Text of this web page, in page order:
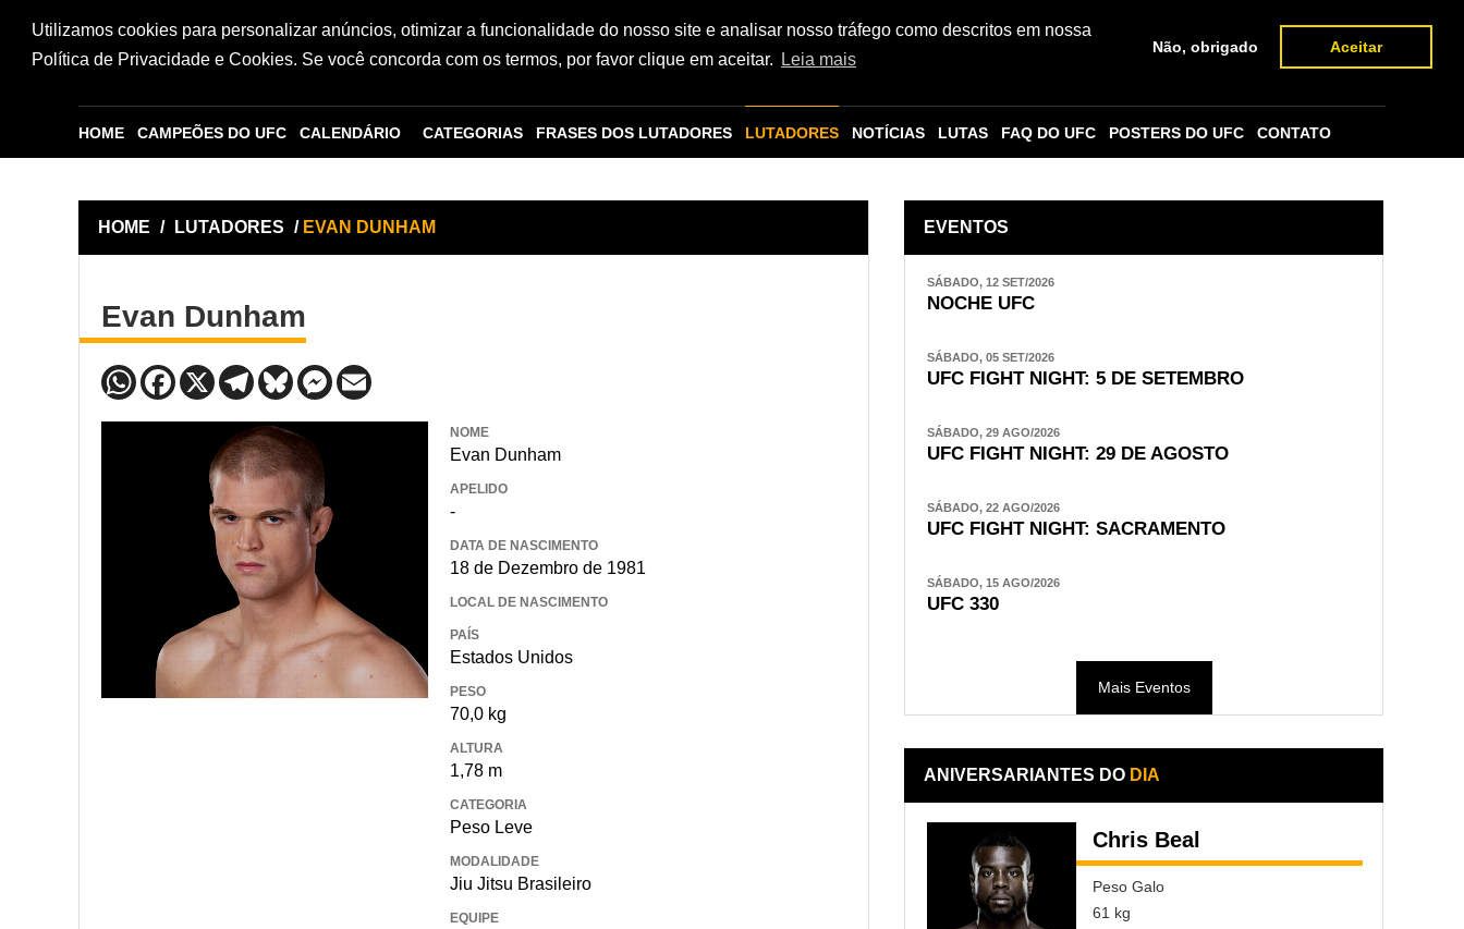
Utilizamos cookies para personalizar anúncios, otimizar a funcionalidade do nosso site e analisar nosso tráfego como descritos em nossa
Política de Privacidade e Cookies. Se você concorda com os termos, por favor clique em aceitar.
Leia mais
Não, obrigado Aceitar
HOME CAMPEÕES DO UFC CALENDÁRIO CATEGORIAS FRASES DOS LUTADORES LUTADORES NOTÍCIAS LUTAS FAQ DO UFC POSTERS DO UFC CONTATO
HOME / LUTADORES / EVAN DUNHAM
Evan Dunham
NOME
Evan Dunham
APELIDO
-
DATA DE NASCIMENTO
18 de Dezembro de 1981
LOCAL DE NASCIMENTO
PAÍS
Estados Unidos
PESO
70,0 kg
ALTURA
1,78 m
CATEGORIA
Peso Leve
MODALIDADE
Jiu Jitsu Brasileiro
EQUIPE
EVENTOS
SÁBADO, 12 SET/2026
NOCHE UFC
SÁBADO, 05 SET/2026
UFC FIGHT NIGHT: 5 DE SETEMBRO
SÁBADO, 29 AGO/2026
UFC FIGHT NIGHT: 29 DE AGOSTO
SÁBADO, 22 AGO/2026
UFC FIGHT NIGHT: SACRAMENTO
SÁBADO, 15 AGO/2026
UFC 330
Mais Eventos
ANIVERSARIANTES DO DIA
Chris Beal
Peso Galo
61 kg